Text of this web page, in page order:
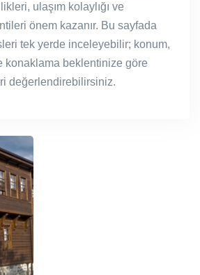
ulaşım kolaylığı ve
önem kazanır. Bu sayfada
tek yerde inceleyebilir; konum,
konaklama beklentinize göre
değerlendirebilirsiniz.